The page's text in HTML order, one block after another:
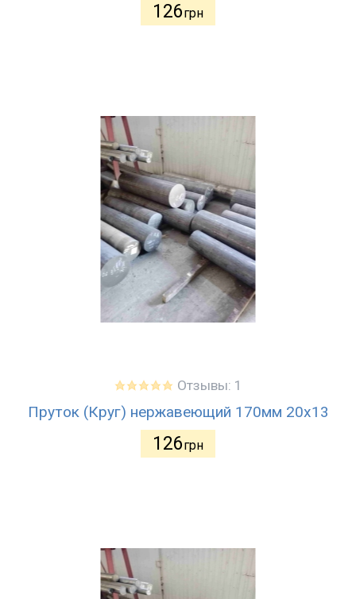
126грн
Отзывы: 1
Пруток (Круг) нержавеющий 170мм 20х13
126грн